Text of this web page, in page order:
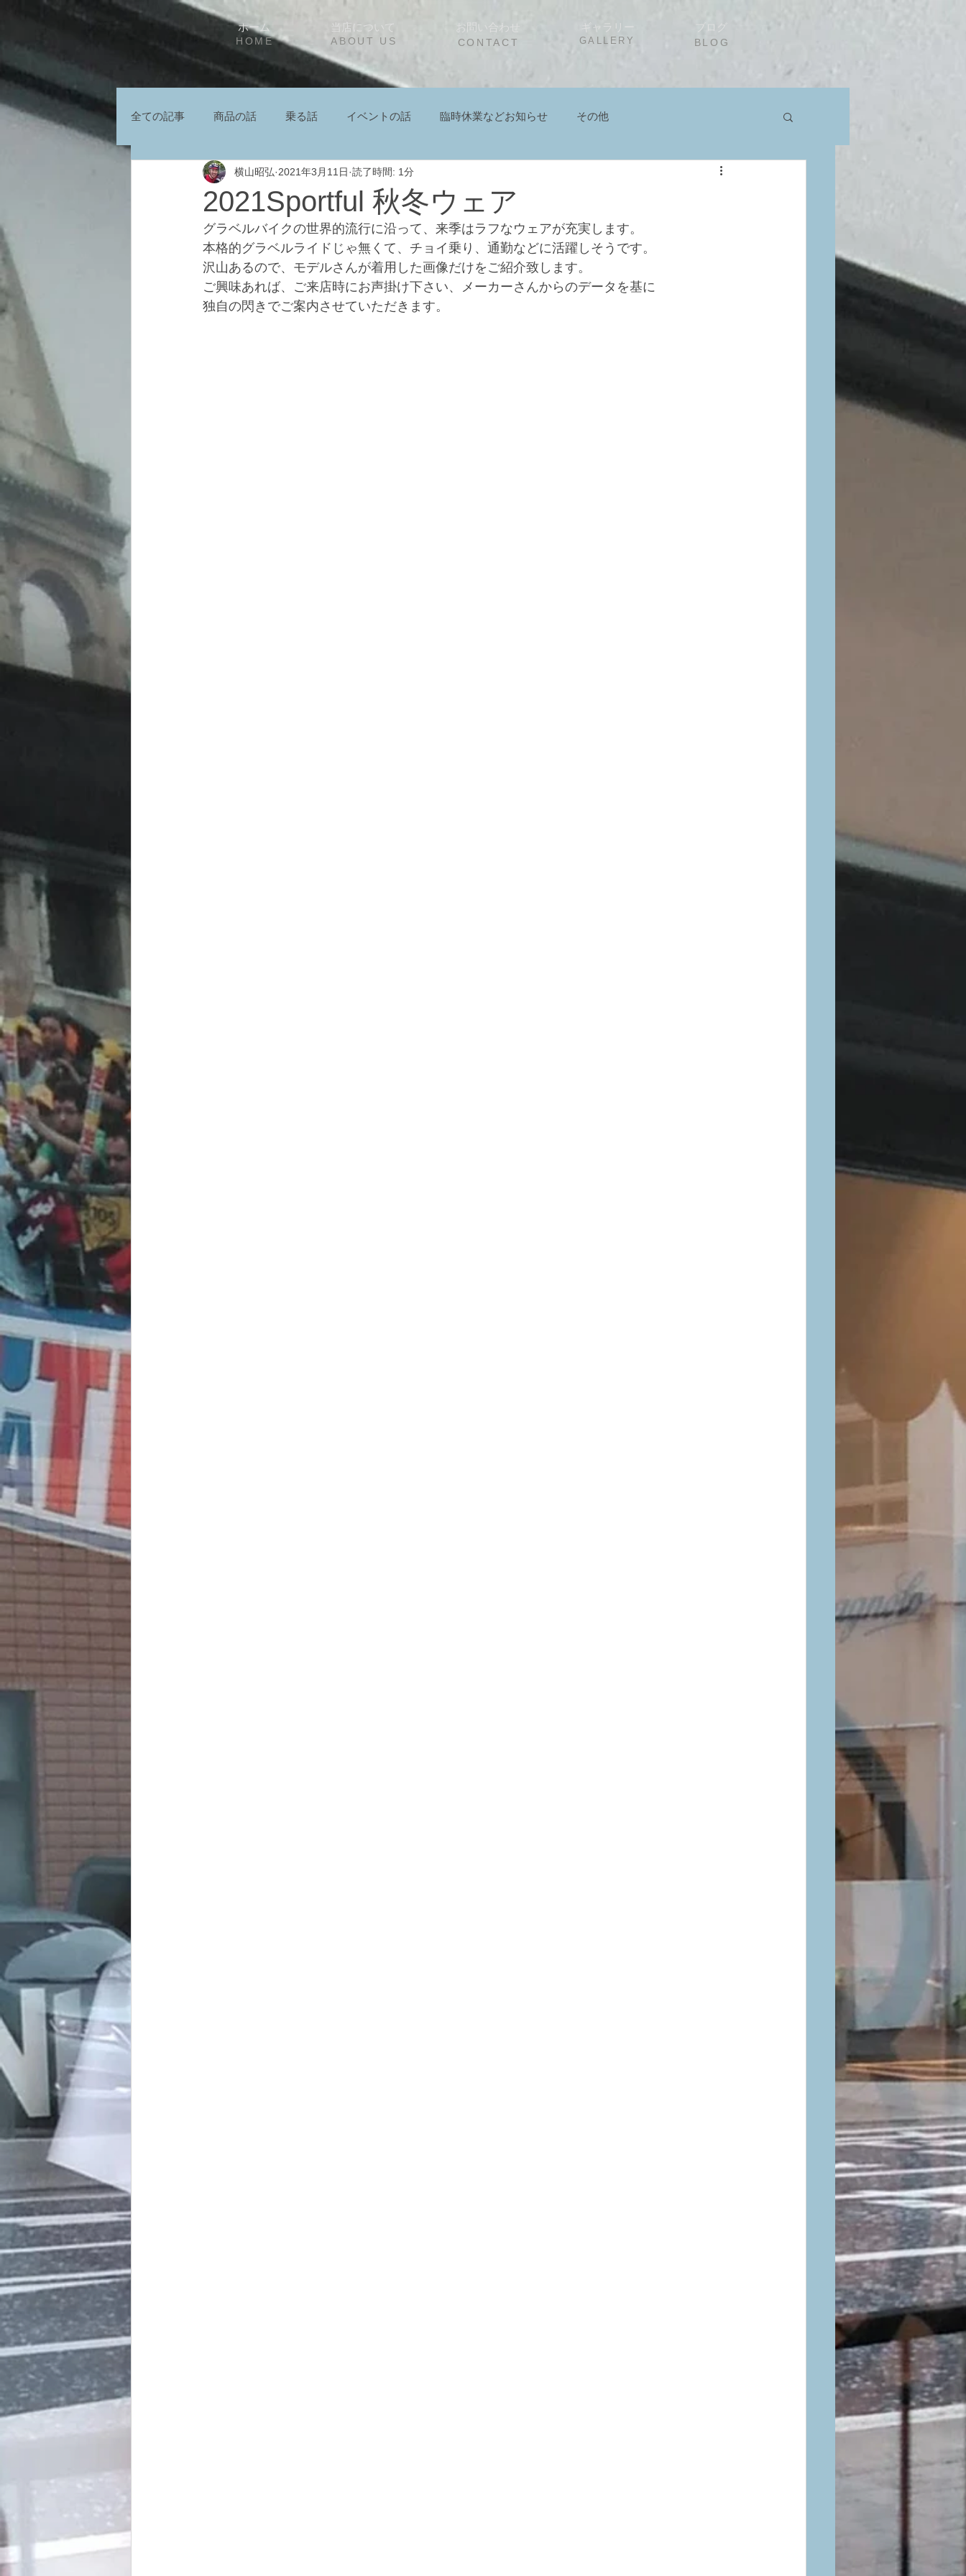
ホーム 当店について お問い合わせ ギャラリー ブログ
HOME ABOUT US GALLERY
CONTACT BLOG
全ての記事 商品の話 乗る話 イベントの話 臨時休業などお知らせ その他
2021Sportful 秋冬ウェア
横山昭弘 2021年3月11日 読了時間: 1分
グラベルバイクの世界的流行に沿って、来季はラフなウェアが充実します。
本格的グラベルライドじゃ無くて、チョイ乗り、通勤などに活躍しそうです。
沢山あるので、モデルさんが着用した画像だけをご紹介致します。
ご興味あれば、ご来店時にお声掛け下さい、メーカーさんからのデータを基に
独自の閃きでご案内させていただきます。